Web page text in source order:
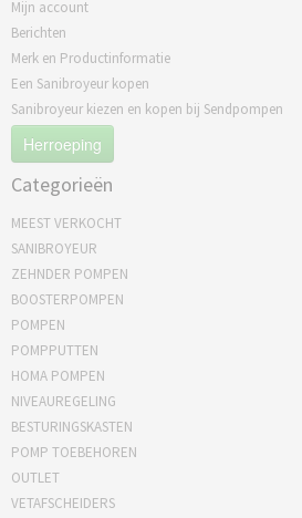
Mijn account
Berichten
Merk en Productinformatie
Een Sanibroyeur kopen
Sanibroyeur kiezen en kopen bij Sendpompen
Herroeping
Categorieën
MEEST VERKOCHT
SANIBROYEUR
ZEHNDER POMPEN
BOOSTERPOMPEN
POMPEN
POMPPUTTEN
HOMA POMPEN
NIVEAUREGELING
BESTURINGSKASTEN
POMP TOEBEHOREN
OUTLET
VETAFSCHEIDERS